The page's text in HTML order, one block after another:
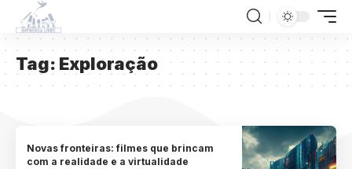
Tag: Exploração
Novas fronteiras: filmes que brincam
com a realidade e a virtualidade